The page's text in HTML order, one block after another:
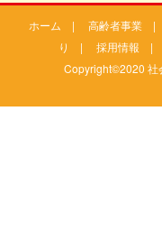
ホーム | 高齢者事業 |
り
| 採用情報 |
Copyright©2020 社